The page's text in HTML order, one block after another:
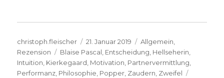
Autor
christoph.fleischer
Veröffentlicht
am
21. Januar 2019 Kategorien
Allgemein
Rezension
Schlagwörter
Blaise Pascal Entscheidung Hellseherin
Intuition Kierkegaard Motivation Partnervermittlung
Performanz Philosophie Popper Zaudern Zweifel